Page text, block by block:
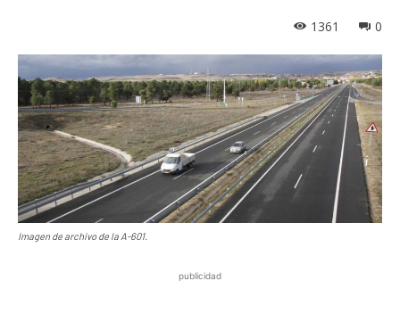
0
1361
Imagen de archivo de la A-601.
publicidad